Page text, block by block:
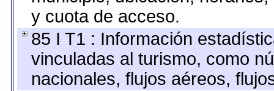
y cuota de acceso.
85 I T1 : Información
vinculadas al turismo, como
nacionales, flujos aéreos,